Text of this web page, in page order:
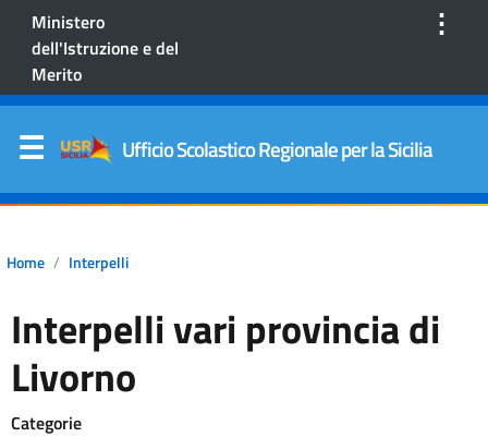
Ministero
dell'Istruzione e del
Merito
⋮
Ufficio Scolastico Regionale per la Sicilia
Home Interpelli
Interpelli vari provincia di
Livorno
Categorie